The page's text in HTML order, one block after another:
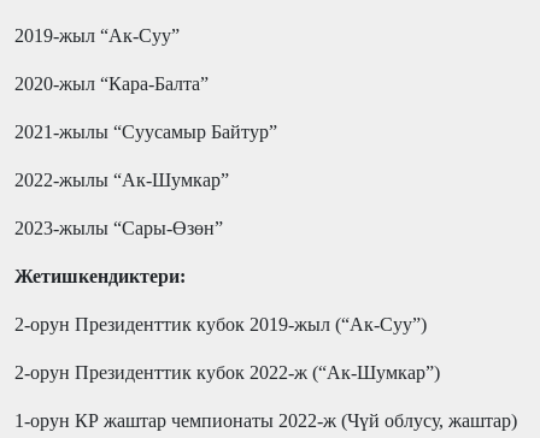
2019-жыл “Ак-Суу”
2020-жыл “Кара-Балта”
2021-жылы “Суусамыр Байтур”
2022-жылы “Ак-Шумкар”
2023-жылы “Сары-Өзөн”
Жетишкендиктери:
2-орун Президенттик кубок 2019-жыл (“Ак-Суу”)
2-орун Президенттик кубок 2022-ж (“Ак-Шумкар”)
1-орун КР жаштар чемпионаты 2022-ж (Чүй облусу, жаштар)